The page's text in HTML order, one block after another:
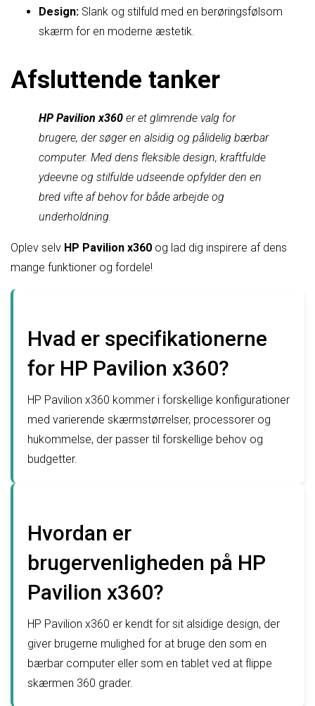
Design: Slank og stilfuld med en berøringsfølsom
skærm for en moderne æstetik.
Afsluttende tanker
HP Pavilion x360 er et glimrende valg for
brugere, der søger en alsidig og pålidelig bærbar
computer. Med dens fleksible design, kraftfulde
ydeevne og stilfulde udseende opfylder den en
bred vifte af behov for både arbejde og
underholdning.
Oplev selv HP Pavilion x360 og lad dig inspirere af dens
mange funktioner og fordele!
Hvad er specifikationerne
for HP Pavilion x360?
HP Pavilion x360 kommer i forskellige konfigurationer
med varierende skærmstørrelser, processorer og
hukommelse, der passer til forskellige behov og
budgetter.
Hvordan er
brugervenligheden på HP
Pavilion x360?
HP Pavilion x360 er kendt for sit alsidige design, der
giver brugerne mulighed for at bruge den som en
bærbar computer eller som en tablet ved at flippe
skærmen 360 grader.